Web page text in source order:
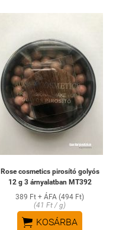
Rose cosmetics pirosító golyós
12 g 3 árnyalatban MT392
389 Ft + ÁFA (494 Ft)
(41 Ft / g)
 KOSÁRBA